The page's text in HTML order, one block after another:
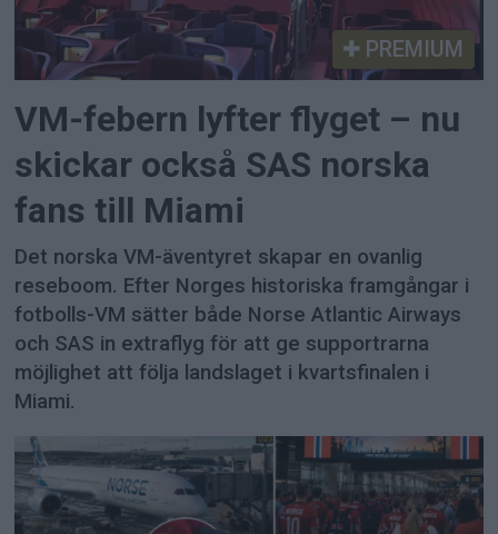
PREMIUM
VM-febern lyfter flyget – nu
skickar också SAS norska
fans till Miami
Det norska VM-äventyret skapar en ovanlig
reseboom. Efter Norges historiska framgångar i
fotbolls-VM sätter både Norse Atlantic Airways
och SAS in extraflyg för att ge supportrarna
möjlighet att följa landslaget i kvartsfinalen i
Miami.